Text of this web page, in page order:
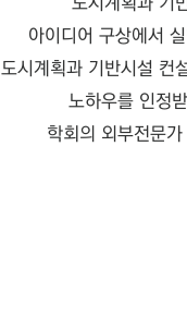
아이디어 구상에서
도시계획과 기반시설 컨
노하우를 인정
학회의 외부전문가